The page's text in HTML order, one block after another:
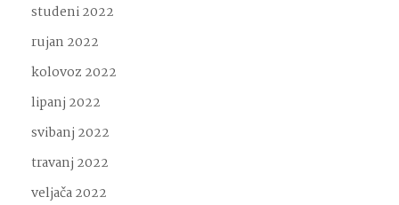
studeni 2022
rujan 2022
kolovoz 2022
lipanj 2022
svibanj 2022
travanj 2022
veljača 2022